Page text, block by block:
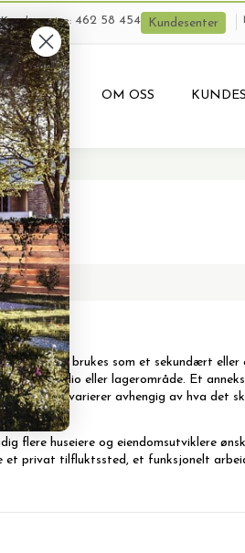
462 58 454 Kundesenter
OM OSS
som ofte brukes som et sekundært
studio eller lagerområde. Et
annekset varierer avhengig av hva det
flere huseiere og eiendomsutviklere
privat tilfluktssted, et funksjonelt